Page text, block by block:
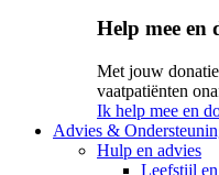
Help mee en
Met jouw
vaatpatiënten
Ik help mee en
Advies &
Hulp en advies
Leefstijl